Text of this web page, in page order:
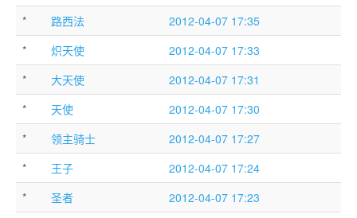
*
路西法
2012-04-07 17:35
*
炽天使
2012-04-07 17:33
*
大天使
2012-04-07 17:31
*
天使
2012-04-07 17:30
*
领主骑士
2012-04-07 17:27
*
王子
2012-04-07 17:24
*
圣者
2012-04-07 17:23